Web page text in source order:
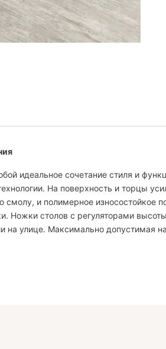
идеальное сочетание стиля и
На поверхность и торцы
и полимерное износостойкое
Ножки столов с регуляторами
улице. Максимально допустимая